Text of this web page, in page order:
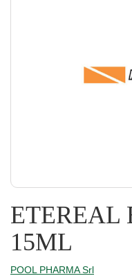
ETEREAL
15ML
POOL PHARMA Srl